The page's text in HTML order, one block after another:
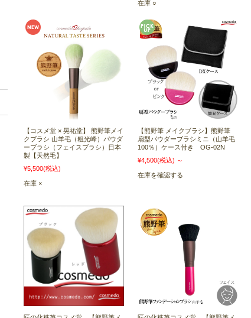
在庫 ○
【コスメ堂 × 晃祐堂】 熊野筆メイ
クブラシ 山羊毛（粗光峰）パウダ
ーブラシ（フェイスブラシ）日本
製【天然毛】
¥5,500(税込)
在庫 ×
【熊野筆 メイクブラシ】熊野筆
扇型パウダーブラシミニ（山羊毛
100％）ケース付き OG-02N
¥4,500(税込) ～
在庫を確認する